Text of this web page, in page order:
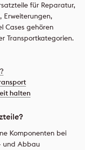
für Reparatur,
Erweiterungen,
Cases gehören
Transportkategorien.
halten
Komponenten bei
und Abbau